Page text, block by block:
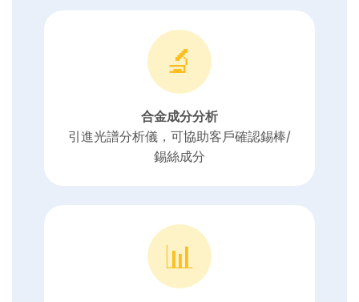
🔬
合金成分分析
引進光譜分析儀，可協助客戶確認錫棒/
錫絲成分
📊